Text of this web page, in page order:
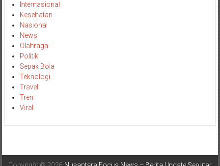
Internasional
Kesehatan
Nasional
News
Olahraga
Politik
Sepak Bola
Teknologi
Travel
Tren
Viral